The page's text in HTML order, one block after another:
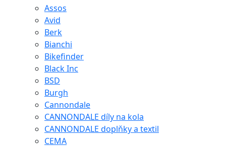
Assos
Avid
Berk
Bianchi
Bikefinder
Black Inc
BSD
Burgh
Cannondale
CANNONDALE díly na kola
CANNONDALE doplňky a textil
CEMA